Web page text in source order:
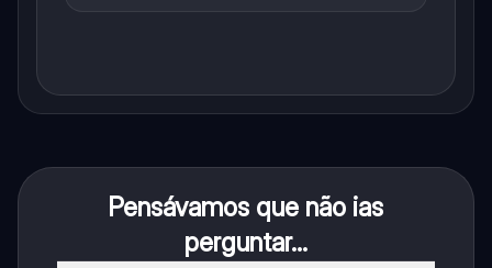
Pensávamos que não ias
perguntar...